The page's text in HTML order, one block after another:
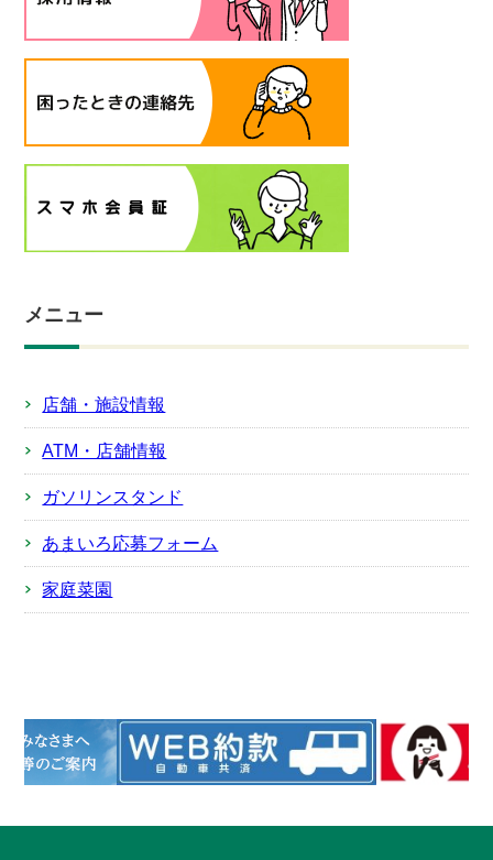
メニュー
店舗・施設情報
ATM・店舗情報
ガソリンスタンド
あまいろ応募フォーム
家庭菜園